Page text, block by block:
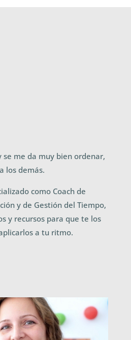
se me da muy bien ordenar,
los demás.
como Coach de
y de Gestión del Tiempo,
y recursos para que te los
a tu ritmo.